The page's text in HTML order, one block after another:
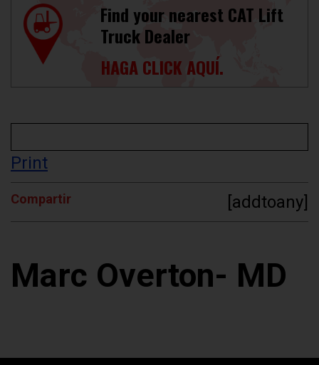
Find your nearest CAT Lift
Truck Dealer
HAGA CLICK AQUÍ.
Print
Compartir [addtoany]
Marc Overton- MD